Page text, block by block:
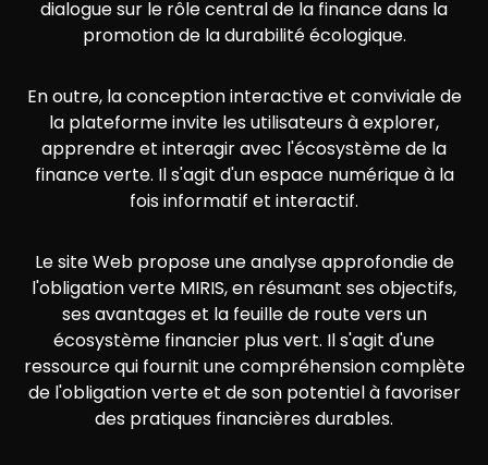
dialogue sur le rôle central de la finance dans la
promotion de la durabilité écologique.
En outre, la conception interactive et conviviale de
la plateforme invite les utilisateurs à explorer,
apprendre et interagir avec l'écosystème de la
finance verte. Il s'agit d'un espace numérique à la
fois informatif et interactif.
Le site Web propose une analyse approfondie de
l'obligation verte MIRIS, en résumant ses objectifs,
ses avantages et la feuille de route vers un
écosystème financier plus vert. Il s'agit d'une
ressource qui fournit une compréhension complète
de l'obligation verte et de son potentiel à favoriser
des pratiques financières durables.